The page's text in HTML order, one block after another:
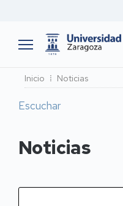
Ruta
de
navegación
Inicio Noticias
Escuchar
Noticias